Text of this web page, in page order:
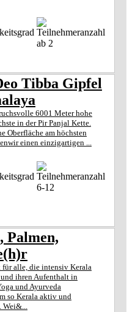
ab 2
Tibba Gipfel
6001 Meter hohe
in der Pir Panjal Kette.
Oberfläche am höchsten
einen einzigartigen ...
6-12
Palmen,
für alle, die intensiv Kerala
ihren Aufenthalt in
und Ayurveda
so Kerala aktiv und
Wei&...